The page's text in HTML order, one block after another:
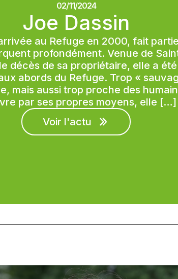
02/11/2024
Joe Dassin
au Refuge en 2000, fait
profondément. Venue de
décès de sa propriétaire, elle a
abords du Refuge. Trop «
mais aussi trop proche des
par ses propres moyens, elle […]
Voir l'actu